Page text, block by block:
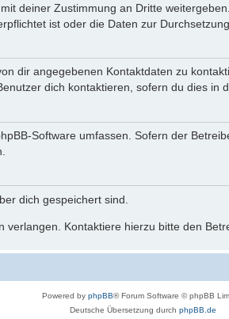
deiner Zustimmung an Dritte
ist oder die Daten zur
dir angegebenen Kontaktdaten zu
dich kontaktieren, sofern du dies in
Software umfassen. Sofern der
dich gespeichert sind.
Kontaktiere hierzu bitte den
Powered by phpBB® Forum Software © phpBB
Deutsche Übersetzung durch phpBB.de